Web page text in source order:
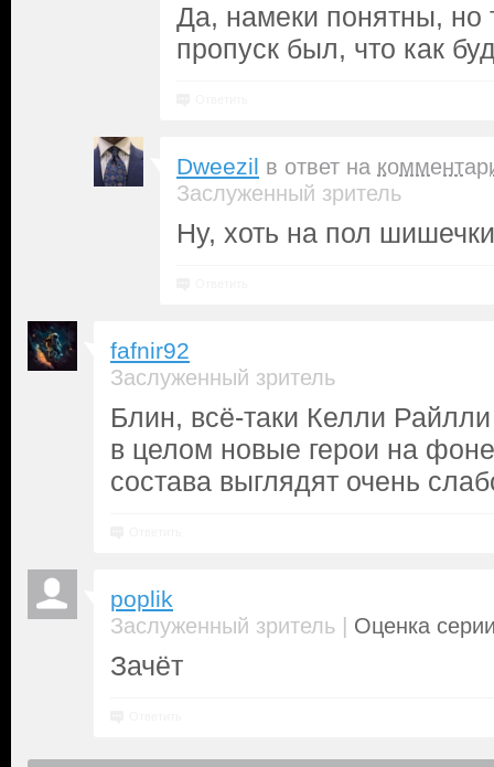
Да, намеки понятны, но
пропуск был, что как
Dweezil в ответ на
Заслуженный зритель
Ну, хоть на пол
fafnir92
Заслуженный зритель
Блин, всё-таки Келли
в целом новые герои на фоне
состава выглядят очень
poplik
Заслуженный зритель | Оценка
Зачёт